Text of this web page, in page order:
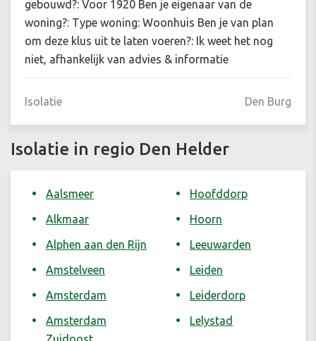
gebouwd?: Voor 1920 Ben je eigenaar van de
woning?: Type woning: Woonhuis Ben je van plan
om deze klus uit te laten voeren?: Ik weet het nog
niet, afhankelijk van advies & informatie
Isolatie Den Burg
Isolatie in regio Den Helder
Aalsmeer
Alkmaar
Alphen aan den Rijn
Amstelveen
Amsterdam
Amsterdam
Hoofddorp
Hoorn
Leeuwarden
Leiden
Leiderdorp
Lelystad